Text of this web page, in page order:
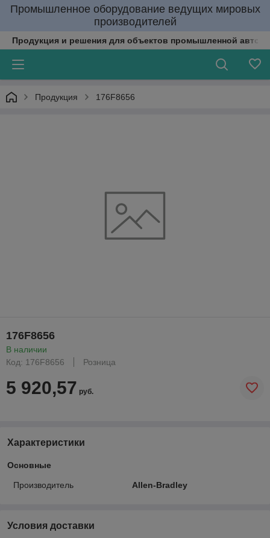
Промышленное оборудование ведущих мировых
производителей
Продукция и решения для объектов промышленной
Продукция 176F8656
176F8656
В наличии
Код: 176F8656
Розница
5 920,57 руб.
Характеристики
Основные
Производитель Allen-Bradley
Условия доставки